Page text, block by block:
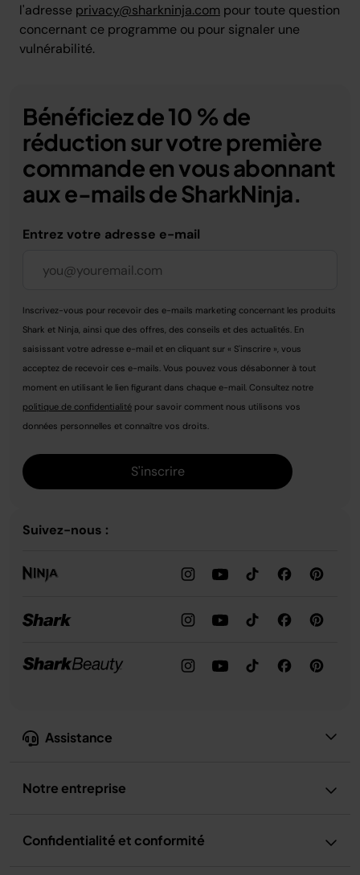
l'adresse privacy@sharkninja.com pour toute question
concernant ce programme ou pour signaler une
vulnérabilité.
Assistance
Notre entreprise
Confidentialité et conformité
Bénéficiez de 10 % de
réduction sur votre première
commande en vous abonnant
aux e-mails de SharkNinja.
Entrez votre adresse e-mail
Inscrivez-vous pour recevoir des e-mails marketing concernant les produits
Shark et Ninja, ainsi que des offres, des conseils et des actualités. En
saisissant votre adresse e-mail et en cliquant sur « S'inscrire », vous
acceptez de recevoir ces e-mails. Vous pouvez vous désabonner à tout
moment en utilisant le lien figurant dans chaque e-mail. Consultez notre
politique de confidentialité pour savoir comment nous utilisons vos
données personnelles et connaître vos droits.
S'inscrire
Suivez-nous :